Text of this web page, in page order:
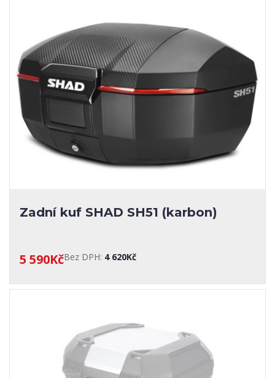
Zadní kuf SHAD SH51 (karbon)
5 590KčBez DPH: 4 620Kč